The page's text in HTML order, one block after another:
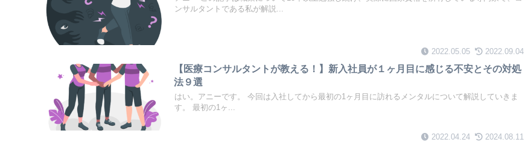
ンサルタントである私が解説...
2022.05.05 2022.09.04
【医療コンサルタントが教える！】新入社員が１ヶ月目に感じる不安とその対処
法９選
はい。アニーです。 今回は入社してから最初の1ヶ月目に訪れるメンタルについて解説していきま
す。 最初の1ヶ...
2022.04.24 2024.08.11